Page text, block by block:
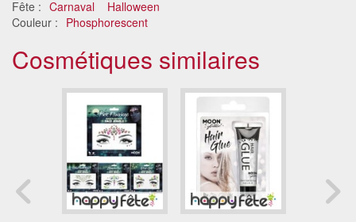
Fête : Carnaval
Halloween
Couleur : Phosphorescent
Cosmétiques similaires